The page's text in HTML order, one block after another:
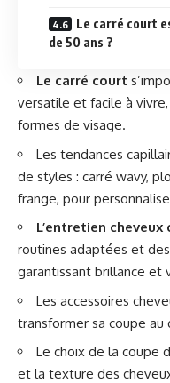
Le carré court
de 50 ans ?
Le carré court
versatile et facile à
formes de visage.
Les tendances
de styles : carré wavy,
frange, pour
L’entretien cheveux
routines adaptées et
garantissant brillance et
Les accessoires
transformer sa coupe
Le choix de la coupe
et la texture des